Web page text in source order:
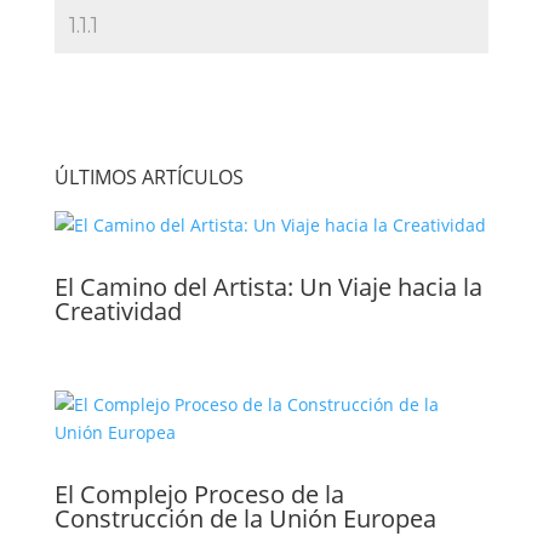
ÚLTIMOS ARTÍCULOS
El Camino del Artista: Un Viaje hacia la
Creatividad
El Complejo Proceso de la
Construcción de la Unión Europea